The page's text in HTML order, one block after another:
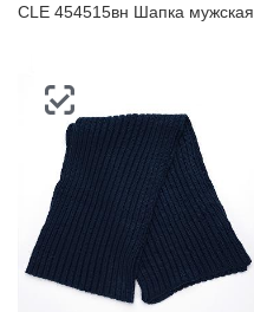
CLE 454515вн Шапка мужская